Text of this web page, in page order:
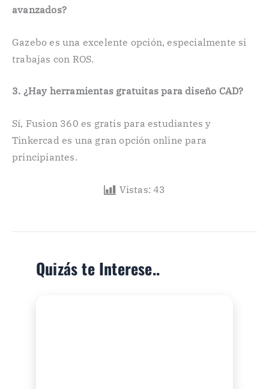
avanzados?
Gazebo es una excelente opción, especialmente si
trabajas con ROS.
3. ¿Hay herramientas gratuitas para diseño CAD?
Sí, Fusion 360 es gratis para estudiantes y
Tinkercad es una gran opción online para
principiantes.
Vistas: 43
Quizás te Interese..